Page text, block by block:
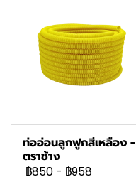
ท่ออ่อนลูกฟูกสีเหลือง -
ตราช้าง
฿850 - ฿958